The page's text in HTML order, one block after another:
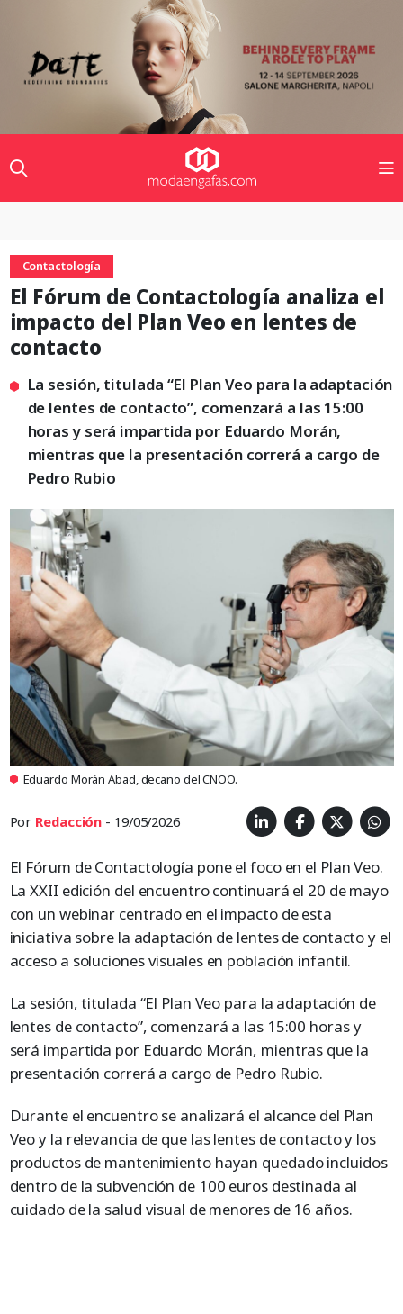
Contactología
El Fórum de Contactología analiza el
impacto del Plan Veo en lentes de
contacto
La sesión, titulada “El Plan Veo para la adaptación
de lentes de contacto”, comenzará a las 15:00
horas y será impartida por Eduardo Morán,
mientras que la presentación correrá a cargo de
Pedro Rubio
Eduardo Morán Abad, decano del CNOO.
Por Redacción - 19/05/2026
El Fórum de Contactología pone el foco en el Plan Veo.
La XXII edición del encuentro continuará el 20 de mayo
con un webinar centrado en el impacto de esta
iniciativa sobre la adaptación de lentes de contacto y el
acceso a soluciones visuales en población infantil.
La sesión, titulada “El Plan Veo para la adaptación de
lentes de contacto”, comenzará a las 15:00 horas y
será impartida por Eduardo Morán, mientras que la
presentación correrá a cargo de Pedro Rubio.
Durante el encuentro se analizará el alcance del Plan
Veo y la relevancia de que las lentes de contacto y los
productos de mantenimiento hayan quedado incluidos
dentro de la subvención de 100 euros destinada al
cuidado de la salud visual de menores de 16 años.